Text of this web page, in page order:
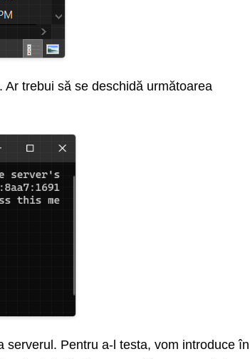
trebui să se deschidă următoarea
Pentru a-l testa, vom introduce în